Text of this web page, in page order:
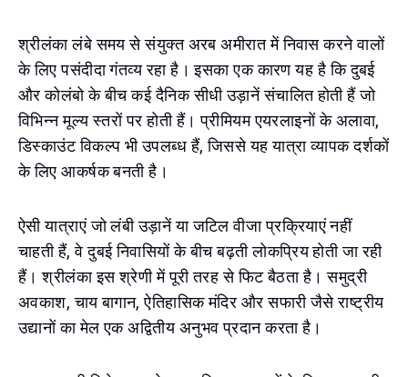
श्रीलंका लंबे समय से संयुक्त अरब अमीरात में निवास करने वालों
के लिए पसंदीदा गंतव्य रहा है। इसका एक कारण यह है कि दुबई
और कोलंबो के बीच कई दैनिक सीधी उड़ानें संचालित होती हैं जो
विभिन्न मूल्य स्तरों पर होती हैं। प्रीमियम एयरलाइनों के अलावा,
डिस्काउंट विकल्प भी उपलब्ध हैं, जिससे यह यात्रा व्यापक दर्शकों
के लिए आकर्षक बनती है।
ऐसी यात्राएं जो लंबी उड़ानें या जटिल वीजा प्रक्रियाएं नहीं
चाहती हैं, वे दुबई निवासियों के बीच बढ़ती लोकप्रिय होती जा रही
हैं। श्रीलंका इस श्रेणी में पूरी तरह से फिट बैठता है। समुद्री
अवकाश, चाय बागान, ऐतिहासिक मंदिर और सफारी जैसे राष्ट्रीय
उद्यानों का मेल एक अद्वितीय अनुभव प्रदान करता है।